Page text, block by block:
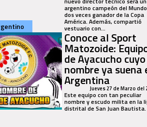
argentino campeón del
dos veces ganador de la Copa
América. Además, compartió
vestuario con...
Conoce al Sport
Matozoide:
de Ayacucho cuyo
nombre ya suena
ArgentinaJueves 27 de Marzo del
Este equipo con tan peculiar
nombre y escudo milita en la
distrital de San Juan Bautista.